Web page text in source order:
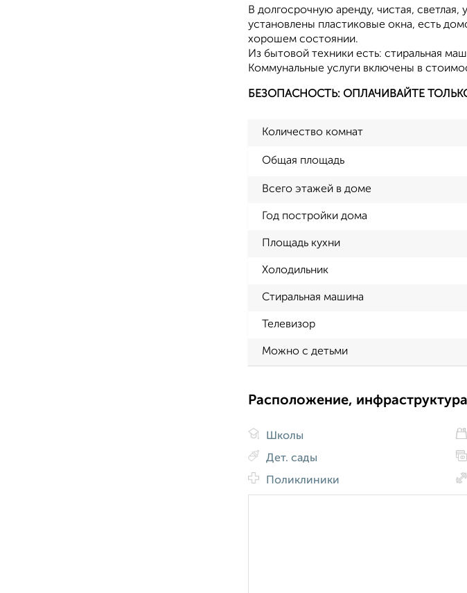
В долгосрочную аренду, чистая,
установлены пластиковые окна, есть
хорошем состоянии.
Из бытовой техники есть: стиральная
Коммунальные услуги включены в
БЕЗОПАСНОСТЬ: ОПЛАЧИВАЙТЕ
Количество комнат
Общая площадь
Всего этажей в доме
Год постройки дома
Площадь кухни
Холодильник
Стиральная машина
Телевизор
Можно с детьми
Расположение,
Школы
Дет. сады
Поликлиники